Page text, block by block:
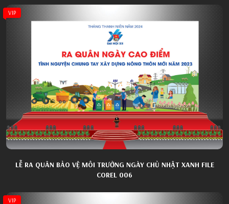
VIP
LỄ RA QUÂN BẢO VỆ MÔI TRƯỜNG NGÀY CHỦ NHẬT XANH FILE
COREL 006
VIP